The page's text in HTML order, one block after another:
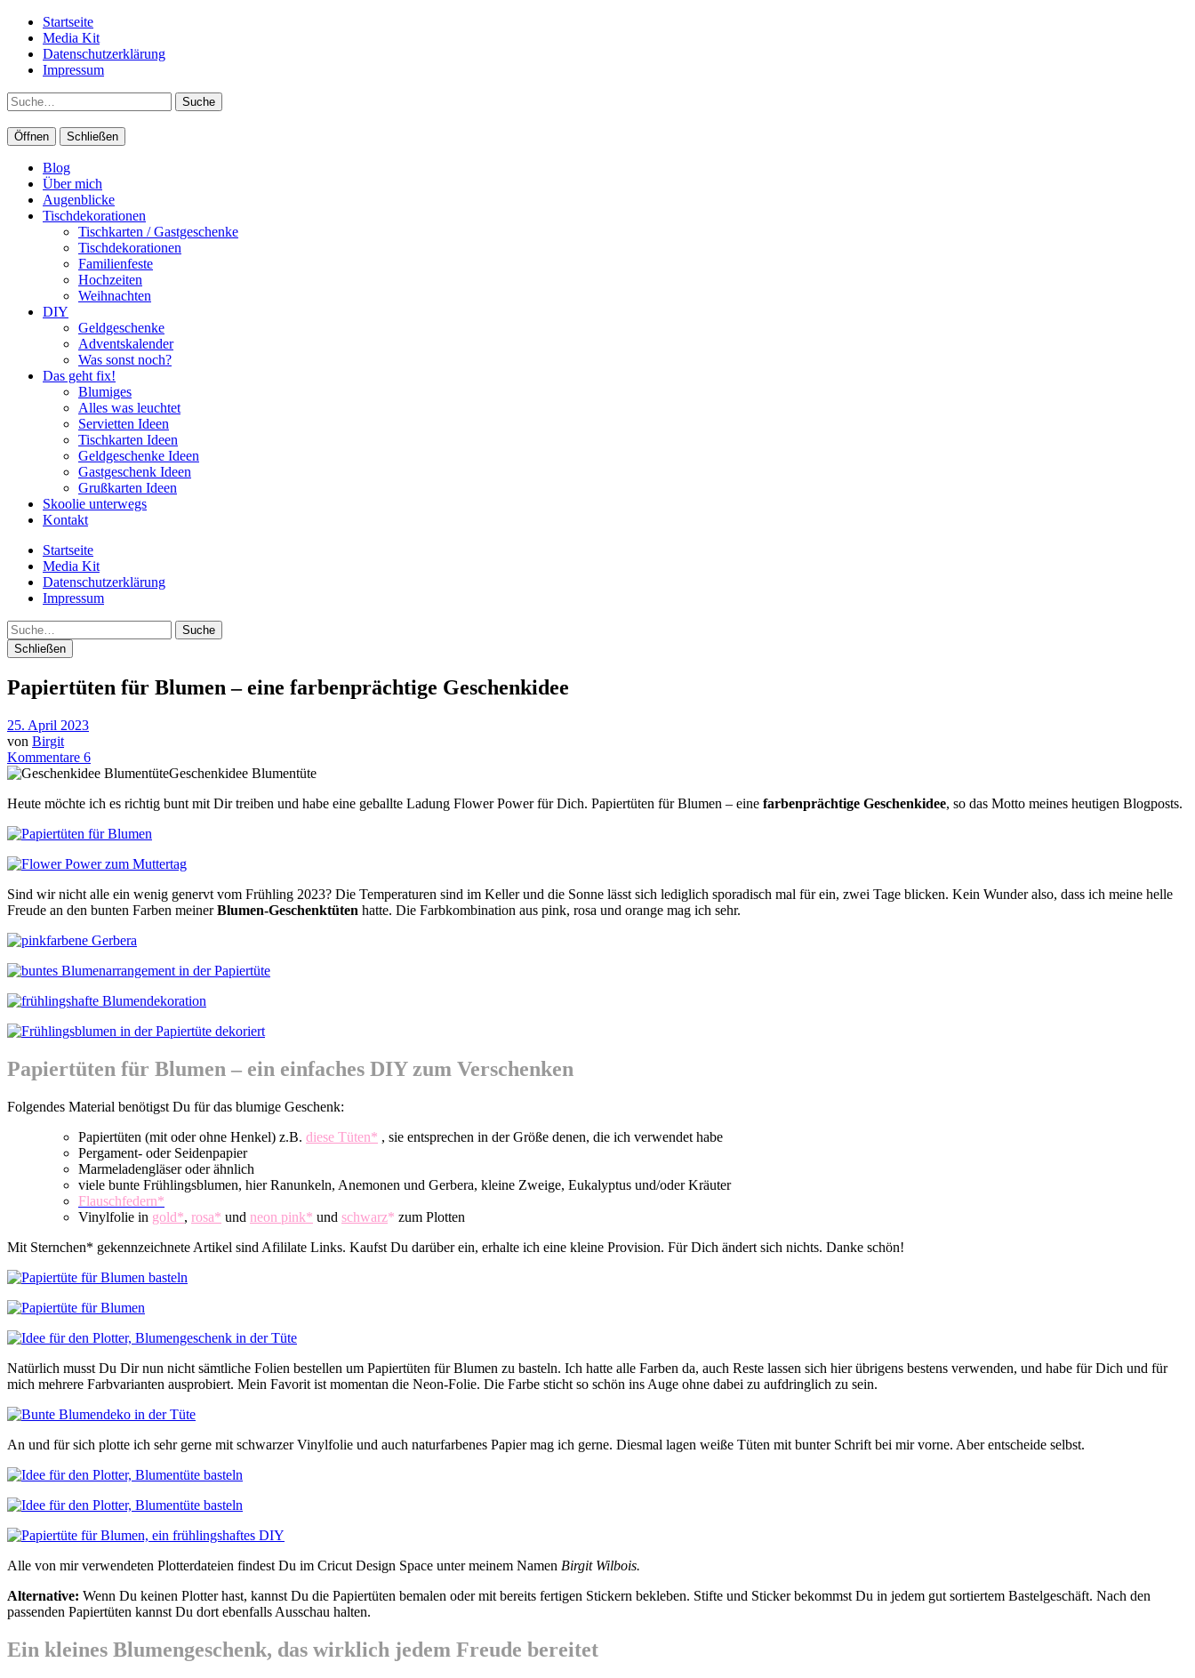
Startseite
Media Kit
Datenschutzerklärung
Impressum
Suche
Öffnen Schließen
Blog
Über mich
Augenblicke
Tischdekorationen
Tischkarten / Gastgeschenke
Tischdekorationen
Familienfeste
Hochzeiten
Weihnachten
DIY
Geldgeschenke
Adventskalender
Was sonst noch?
Das geht fix!
Blumiges
Alles was leuchtet
Servietten Ideen
Tischkarten Ideen
Geldgeschenke Ideen
Gastgeschenk Ideen
Grußkarten Ideen
Skoolie unterwegs
Kontakt
Startseite
Media Kit
Datenschutzerklärung
Impressum
Suche
Schließen
Papiertüten für Blumen – eine farbenprächtige Geschenkidee
25. April 2023
von Birgit
Kommentare 6
Geschenkidee Blumentüte
Heute möchte ich es richtig bunt mit Dir treiben und habe eine geballte Ladung Flower Power für Dich. Papiertüten für Blumen – eine farbenprächtige Geschenkidee, so das Motto meines heutigen Blogposts.
Sind wir nicht alle ein wenig genervt vom Frühling 2023? Die Temperaturen sind im Keller und die Sonne lässt sich lediglich sporadisch mal für ein, zwei Tage blicken. Kein Wunder also, dass ich meine helle
Freude an den bunten Farben meinerBlumen-Geschenktüten hatte. Die Farbkombination aus pink, rosa und orange mag ich sehr.
Papiertüten für Blumen – ein einfaches DIY zum Verschenken
Folgendes Material benötigst Du für das blumige Geschenk:
Papiertüten (mit oder ohne Henkel) z.B. diese Tüten* , sie entsprechen in der Größe denen, die ich verwendet habe
Pergament- oder Seidenpapier
Marmeladengläser oder ähnlich
viele bunte Frühlingsblumen, hier Ranunkeln, Anemonen und Gerbera, kleine Zweige, Eukalyptus und/oder Kräuter
Flauschfedern*
Vinylfolie in gold*, rosa* und neon pink* und schwarz* zum Plotten
Mit Sternchen* gekennzeichnete Artikel sind Afililate Links. Kaufst Du darüber ein, erhalte ich eine kleine Provision. Für Dich ändert sich nichts. Danke schön!
Natürlich musst Du Dir nun nicht sämtliche Folien bestellen um Papiertüten für Blumen zu basteln. Ich hatte alle Farben da, auch Reste lassen sich hier übrigens bestens verwenden, und habe für Dich und für
mich mehrere Farbvarianten ausprobiert. Mein Favorit ist momentan die Neon-Folie. Die Farbe sticht so schön ins Auge ohne dabei zu aufdringlich zu sein.
An und für sich plotte ich sehr gerne mit schwarzer Vinylfolie und auch naturfarbenes Papier mag ich gerne. Diesmal lagen weiße Tüten mit bunter Schrift bei mir vorne. Aber entscheide selbst.
Alle von mir verwendeten Plotterdateien findest Du im Cricut Design Space unter meinem Namen Birgit Wilbois.
Alternative: Wenn Du keinen Plotter hast, kannst Du die Papiertüten bemalen oder mit bereits fertigen Stickern bekleben. Stifte und Sticker bekommst Du in jedem gut sortiertem Bastelgeschäft. Nach den
passenden Papiertüten kannst Du dort ebenfalls Ausschau halten.
Ein kleines Blumengeschenk, das wirklich jedem Freude bereitet